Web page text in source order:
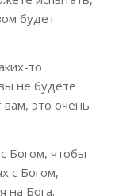
будет
то
не будете
это очень
Богом, чтобы
с Богом,
на Бога.